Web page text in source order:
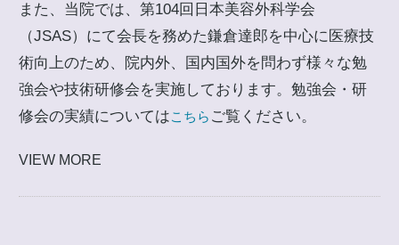
また、当院では、第104回日本美容外科学会
（JSAS）にて会長を務めた鎌倉達郎を中心に医療技
術向上のため、院内外、国内国外を問わず様々な勉
強会や技術研修会を実施しております。勉強会・研
修会の実績についてはこちら ご覧ください。
VIEW MORE